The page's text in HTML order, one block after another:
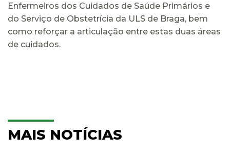
Enfermeiros dos Cuidados de Saúde Primários e
do Serviço de Obstetrícia da ULS de Braga, bem
como reforçar a articulação entre estas duas áreas
de cuidados.
MAIS NOTÍCIAS